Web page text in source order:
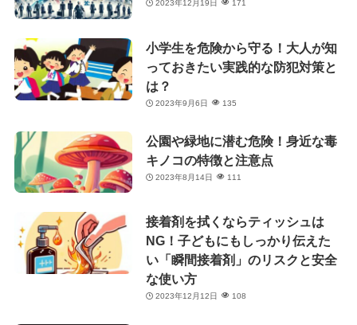
2023年12月19日 171
小学生を危険から守る！大人が知
っておきたい実践的な防犯対策と
は？
2023年9月6日 135
公園や緑地に潜む危険！身近な毒
キノコの特徴と注意点
2023年8月14日 111
接着剤を拭くならティッシュは
NG！子どもにもしっかり伝えた
い「瞬間接着剤」のリスクと安全
な使い方
2023年12月12日 108